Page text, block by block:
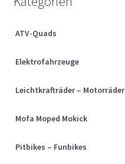
Über uns
ATV-Quads
Elektrofahrzeuge
Leichtkrafträder – Motorräder
Mofa Moped Mokick
Pitbikes – Funbikes